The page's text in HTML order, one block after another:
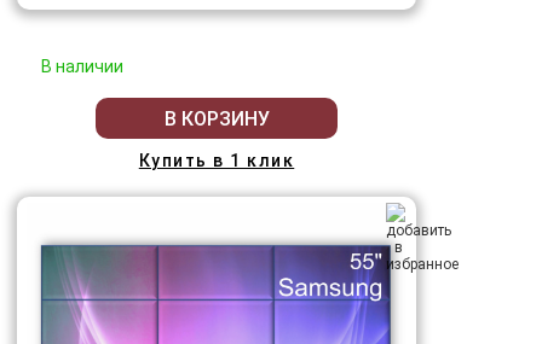
В наличии
В КОРЗИНУ
Купить в 1 клик